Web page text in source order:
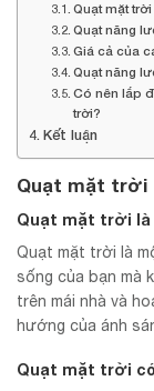
Quạt mặt
Quạt năng
Giá cả của
Quạt năng
Có nên lắp
trời?
Kết luận
Quạt mặt trời
Quạt mặt trời là
Quạt mặt trời là
sống của bạn mà
trên mái nhà và
hướng của ánh
Quạt mặt trời